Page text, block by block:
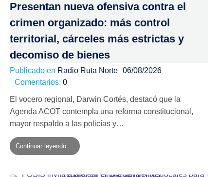
Presentan nueva ofensiva contra el
crimen organizado: más control
territorial, cárceles más estrictas y
decomiso de bienes
Publicado en Radio Ruta Norte 06/08/2026
Comentarios: 0
El vocero regional, Darwin Cortés, destacó que la
Agenda ACOT contempla una reforma constitucional,
mayor respaldo a las policías y…
Continuar leyendo ...